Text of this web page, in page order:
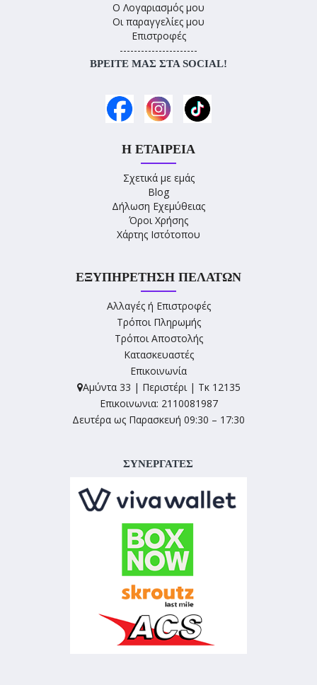
Ο Λογαριασμός μου
Οι παραγγελίες μου
Επιστροφές
----------------------
ΒΡΕΊΤΕ ΜΑΣ ΣΤΑ SOCIAL!
Η ΕΤΑΙΡΕΊΑ
Σχετικά με εμάς
Blog
Δήλωση Εχεμύθειας
Όροι Χρήσης
Χάρτης Ιστότοπου
ΕΞΥΠΗΡΈΤΗΣΗ ΠΕΛΑΤΏΝ
Αλλαγές ή Επιστροφές
Τρόποι Πληρωμής
Τρόποι Αποστολής
Κατασκευαστές
Επικοινωνία
Αμύντα 33 | Περιστέρι | Τκ 12135
Επικοινωνια: 2110081987
Δευτέρα ως Παρασκευή 09:30 – 17:30
ΣΥΝΕΡΓΑΤΕΣ